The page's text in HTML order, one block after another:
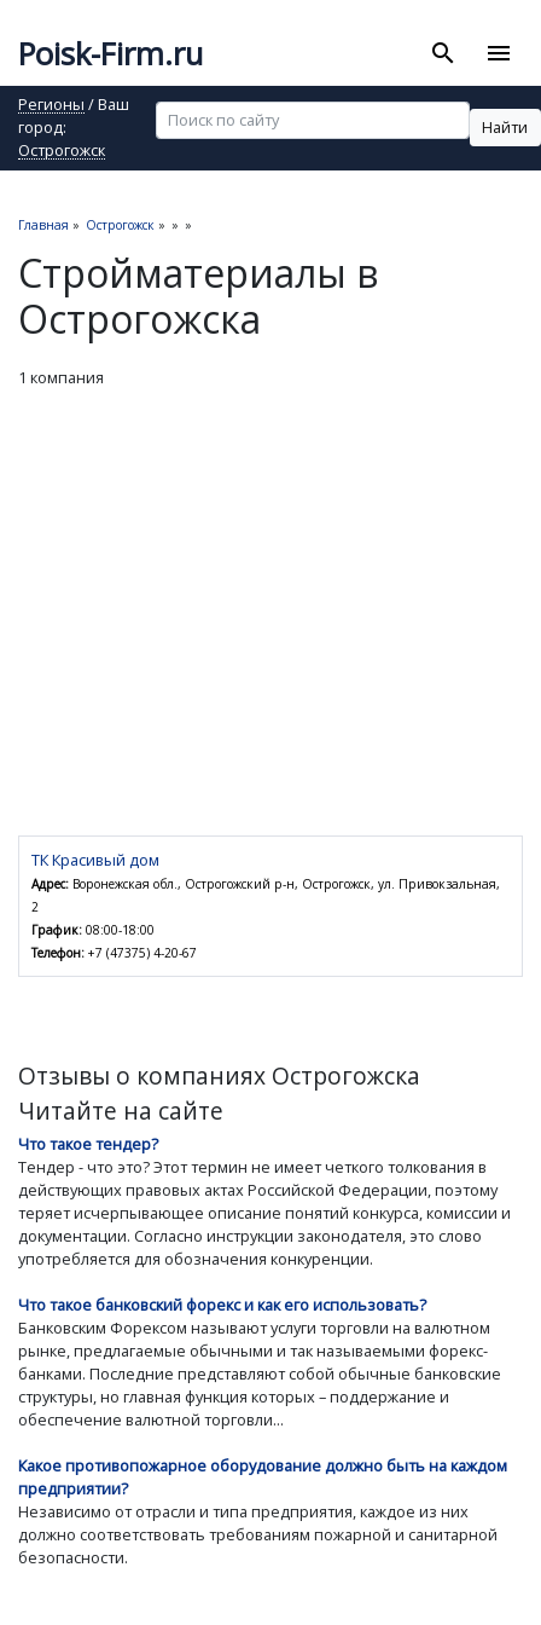
Poisk-Firm.ru search menu
Регионы / Ваш
город:
Острогожск
Найти
Главная » Острогожск » » »
Стройматериалы в
Острогожска
1 компания
ТК Красивый дом
Адрес: Воронежская обл., Острогожский р-н, Острогожск, ул. Привокзальная,
2
График: 08:00-18:00
Телефон: +7 (47375) 4-20-67
Отзывы о компаниях Острогожска
Читайте на сайте
Что такое тендер?
Тендер - что это? Этот термин не имеет четкого толкования в
действующих правовых актах Российской Федерации, поэтому
теряет исчерпывающее описание понятий конкурса, комиссии и
документации. Согласно инструкции законодателя, это слово
употребляется для обозначения конкуренции.
Что такое банковский форекс и как его использовать?
Банковским Форексом называют услуги торговли на валютном
рынке, предлагаемые обычными и так называемыми форекс-
банками. Последние представляют собой обычные банковские
структуры, но главная функция которых – поддержание и
обеспечение валютной торговли...
Какое противопожарное оборудование должно быть на каждом
предприятии?
Независимо от отрасли и типа предприятия, каждое из них
должно соответствовать требованиям пожарной и санитарной
безопасности.